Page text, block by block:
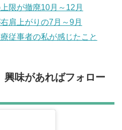
限が撤廃10月～12月
肩上がりの7月～9月
従事者の私が感じたこと
興味があればフォロー